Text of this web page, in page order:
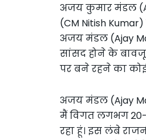
अजय कुमार मंडल
(CM Nitish
अजय मंडल (Ajay
सांसद होने के
पर बने रहने का
अजय मंडल (Ajay
मैं विगत लगभग 20-
रहा हूं। इस लंबे